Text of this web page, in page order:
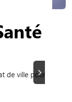
de ville pourSuivant